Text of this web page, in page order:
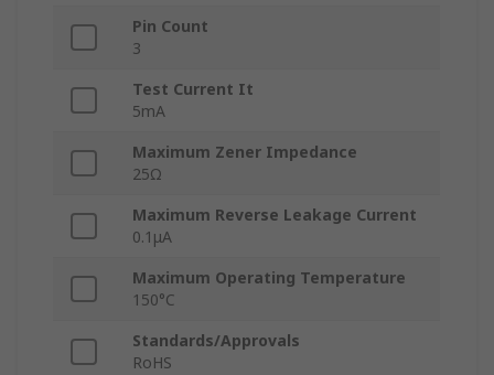
Pin Count
3
Test Current It
5mA
Maximum Zener Impedance
25Ω
Maximum Reverse Leakage Current
0.1μA
Maximum Operating Temperature
150°C
Standards/Approvals
RoHS